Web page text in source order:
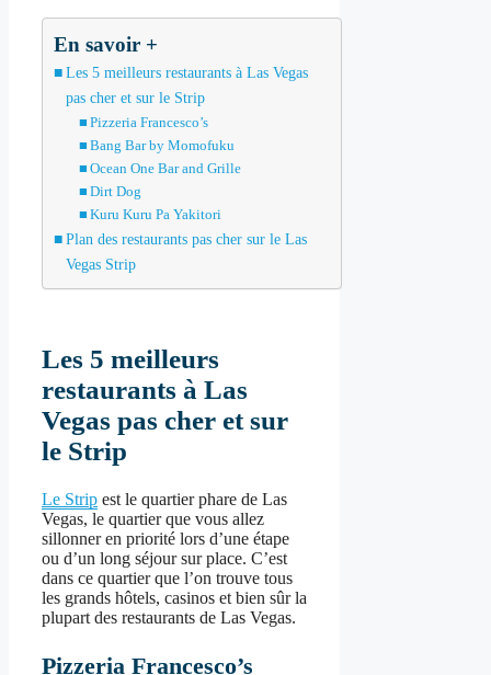
En savoir +
Les 5 meilleurs restaurants à Las Vegas
pas cher et sur le Strip
Pizzeria Francesco’s
Bang Bar by Momofuku
Ocean One Bar and Grille
Dirt Dog
Kuru Kuru Pa Yakitori
Plan des restaurants pas cher sur le Las
Vegas Strip
Les 5 meilleurs
restaurants à Las
Vegas pas cher et sur
le Strip
Le Strip est le quartier phare de Las
Vegas, le quartier que vous allez
sillonner en priorité lors d’une étape
ou d’un long séjour sur place. C’est
dans ce quartier que l’on trouve tous
les grands hôtels, casinos et bien sûr la
plupart des restaurants de Las Vegas.
Pizzeria Francesco’s